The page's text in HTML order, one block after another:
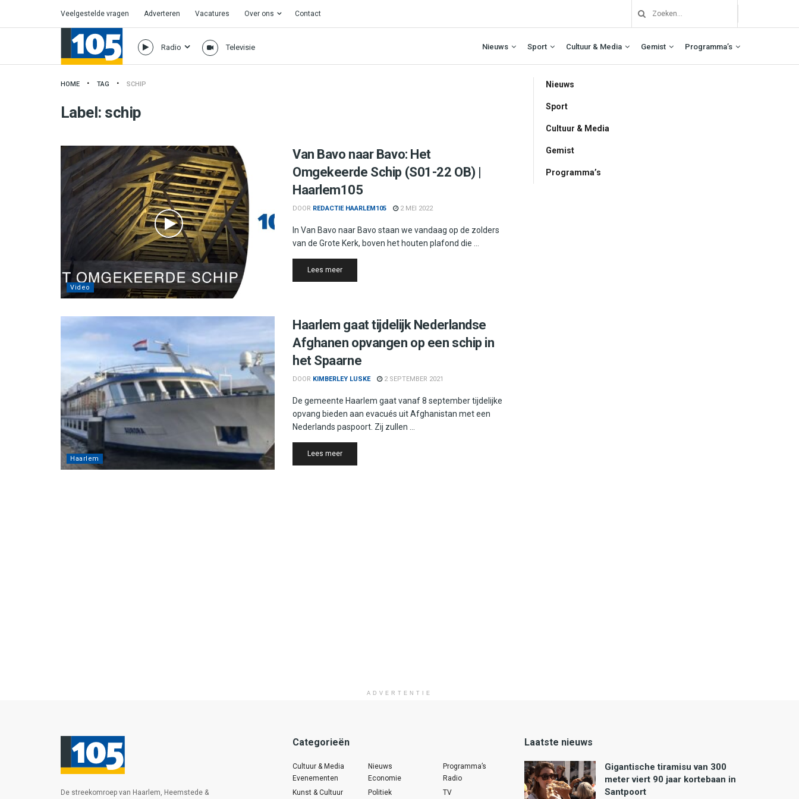
Veelgestelde vragen Adverteren Vacatures Over ons Contact
Radio Televisie Nieuws Sport Cultuur & Media Gemist Programma’s
HOME TAG SCHIP
Label: schip
Video
Van Bavo naar Bavo: Het
Omgekeerde Schip (S01-22 OB) |
Haarlem105
DOOR REDACTIE HAARLEM105 2 MEI 2022
In Van Bavo naar Bavo staan we vandaag op de zolders
van de Grote Kerk, boven het houten plafond die ...
Lees meerDetails
Haarlem
Haarlem gaat tijdelijk Nederlandse
Afghanen opvangen op een schip in
het Spaarne
DOOR KIMBERLEY LUSKE 2 SEPTEMBER 2021
De gemeente Haarlem gaat vanaf 8 september tijdelijke
opvang bieden aan evacués uit Afghanistan met een
Nederlands paspoort. Zij zullen ...
Lees meerDetails
Nieuws
Sport
Cultuur & Media
Gemist
Programma’s
ADVERTENTIE
De streekomroep van Haarlem, Heemstede &
Categorieën
Cultuur & Media
Evenementen
Kunst & Cultuur
Nieuws
Economie
Politiek
Programma’s
Radio
TV
Laatste nieuws
Gigantische tiramisu van 300
meter viert 90 jaar kortebaan in
Santpoort